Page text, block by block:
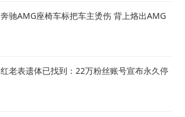
驰AMG座椅车标把车主烫伤 背上烙出AMG
老表遗体已找到：22万粉丝账号宣布永久停